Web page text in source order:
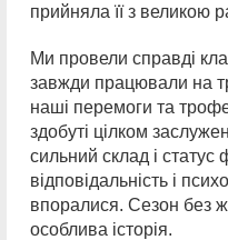
прийняла її з великою
Ми провели справді
завжди працювали на
наші перемоги та
здобуті цілком
сильний склад і
відповідальність і
впоралися. Сезон без
особлива історія.